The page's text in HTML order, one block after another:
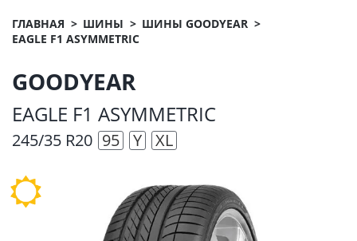
ГЛАВНАЯ ШИНЫ
ШИНЫ GOODYEAR
EAGLE F1 ASYMMETRIC
GOODYEAR
EAGLE F1 ASYMMETRIC
245/35 R20 95 Y XL